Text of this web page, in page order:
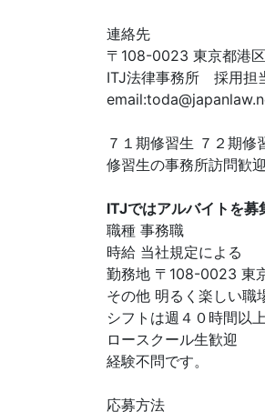
連絡先
〒108-0023 東京都港
ITJ法律事務所 採用担
email:
７１期修習生 ７２期修
修習生の事務所訪問歓
ITJではアルバイトを募
職種 事務職
時給 当社規定による
勤務地 〒108-0023 東
その他 明るく楽しい職
シフトは週４０時間以
ロースクール生歓迎
経験不問です。
応募方法